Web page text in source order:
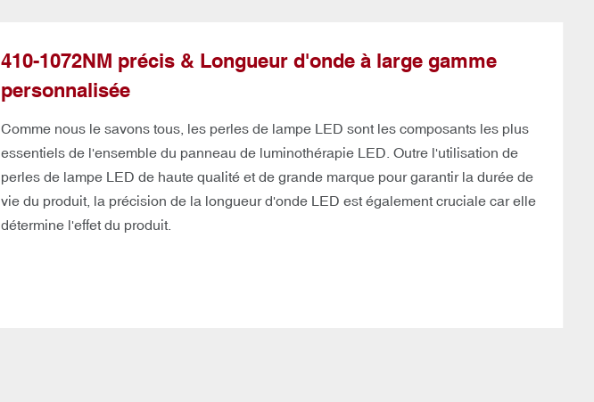
410-1072NM précis & Longueur d'onde à large gamme
personnalisée
Comme nous le savons tous, les perles de lampe LED sont les composants les plus
essentiels de l'ensemble du panneau de luminothérapie LED. Outre l'utilisation de
perles de lampe LED de haute qualité et de grande marque pour garantir la durée de
vie du produit, la précision de la longueur d'onde LED est également cruciale car elle
détermine l'effet du produit.